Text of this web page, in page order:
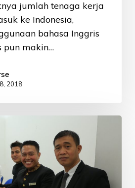
jumlah tenaga kerja
ke Indonesia,
bahasa Inggris
pun makin…
2018